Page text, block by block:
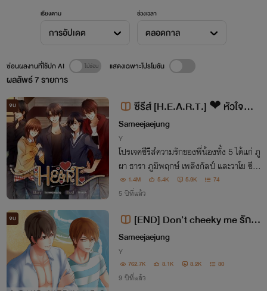
เรียงตาม
การอัปเดต
ช่วงเวลา
ตลอดกาล
ผลลัพธ์7รายการ
ซ่อนผลงานที่ใช้ปก AI แสดงเฉพาะโปรโมชัน
จบ
ซีรีส์ [H.E.A.R.T.] ❤ หัวใจ...รั
ก [มี E-book]
Sameejaejung
Y
โปรเจคซีรีส์ความรักของพี่น้องทั้ง 5 ได้แก่ ภู
ผา ธารา ภูมิพฤกษ์ เพลิงกัลป์ และวาโย ซีรี
ส์นี้มีทั้งหมด 5 เรื่อง 5 สไตล์ ชื่อของแต่ละเ
รื่องจะขึ้นต้นด้วย H. E. A. R. T. รวมกันเป็น
1.4M 5.4K 5.9K 74
5 ปีที่แล้ว
จบ
[END] Don't cheeky me รักนี้
ยียวนกวนส้นตีน ภาค 2 [Yaoi 18+]
Sameejaejung
Y
762.7K 3.1K 3.2K 30
9 ปีที่แล้ว